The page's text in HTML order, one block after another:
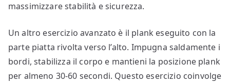
massimizzare stabilità e sicurezza.
Un altro esercizio avanzato è il plank eseguito con la
parte piatta rivolta verso l’alto. Impugna saldamente i
bordi, stabilizza il corpo e mantieni la posizione plank
per almeno 30-60 secondi. Questo esercizio coinvolge